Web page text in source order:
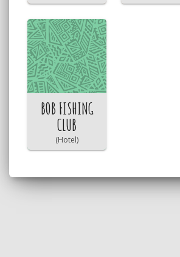
BOB FISHING
CLUB
(Hotel)